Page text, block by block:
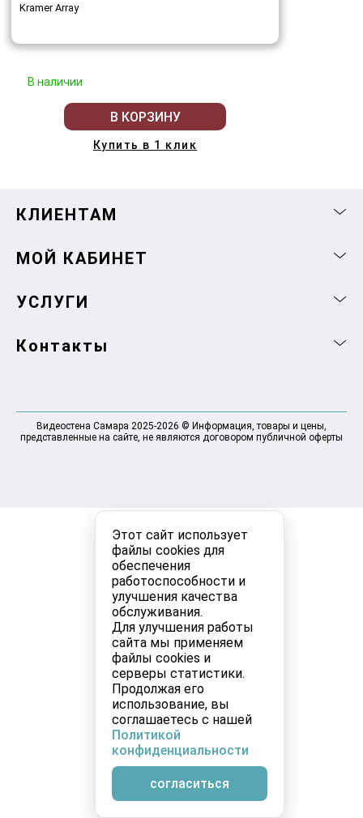
Этот сайт использует
файлы cookies для
обеспечения
работоспособности и
улучшения качества
обслуживания.
Для улучшения работы
сайта мы применяем
файлы cookies и
серверы статистики.
Продолжая его
использование, вы
соглашаетесь с нашей
Политикой
конфиденциальности
согласиться
Kramer Array
В наличии
В КОРЗИНУ
Купить в 1 клик
КЛИЕНТАМ
МОЙ КАБИНЕТ
УСЛУГИ
Контакты
Видеостена Самара 2025-2026 © Информация, товары и цены,
представленные на сайте, не являются договором публичной оферты